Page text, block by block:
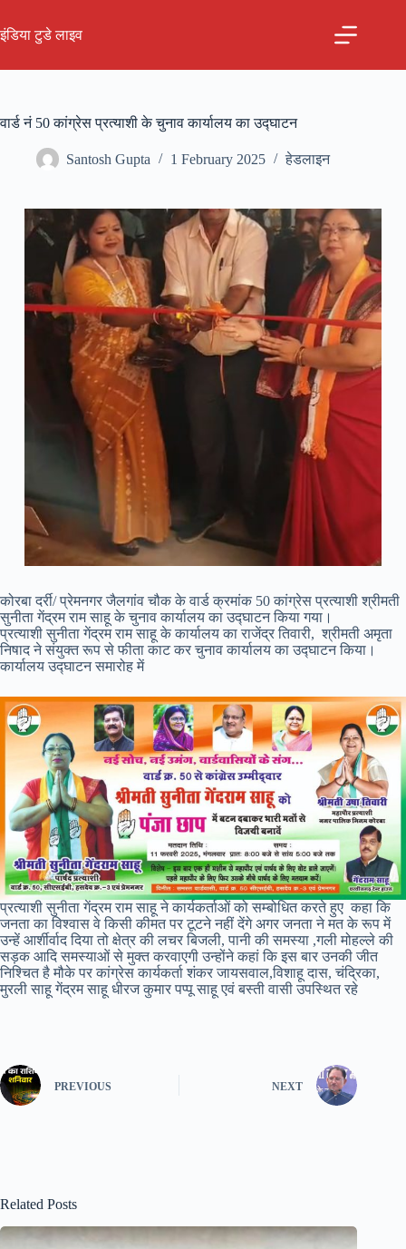
content
इंडिया टुडे लाइव
वार्ड नं 50 कांग्रेस प्रत्याशी के चुनाव कार्यालय का उद्घाटन
Santosh Gupta 1 February 2025 हेडलाइन
कोरबा दर्री/ प्रेमनगर जैलगांव चौक के वार्ड क्रमांक 50 कांग्रेस प्रत्याशी श्रीमती
सुनीता गेंद्रम राम साहू के चुनाव कार्यालय का उद्घाटन किया गया।
प्रत्याशी सुनीता गेंद्रम राम साहू के कार्यालय का राजेंद्र तिवारी, श्रीमती अमृता
निषाद ने संयुक्त रूप से फीता काट कर चुनाव कार्यालय का उद्घाटन किया।
कार्यालय उद्घाटन समारोह में
प्रत्याशी सुनीता गेंद्रम राम साहू ने कार्यकर्ताओं को सम्बोधित करते हुए कहा कि
जनता का विश्वास वे किसी कीमत पर टूटने नहीं देंगे अगर जनता ने मत के रूप में
उन्हें आर्शीर्वाद दिया तो क्षेत्र की लचर बिजली, पानी की समस्या ,गली मोहल्ले की
सड़क आदि समस्याओं से मुक्त करवाएगी उन्होंने कहां कि इस बार उनकी जीत
निश्चित है मौके पर कांग्रेस कार्यकर्ता शंकर जायसवाल,विशाहू दास, चंद्रिका,
मुरली साहू गेंद्रम साहू धीरज कुमार पप्पू साहू एवं बस्ती वासी उपस्थित रहे
PREVIOUS NEXT
Related Posts